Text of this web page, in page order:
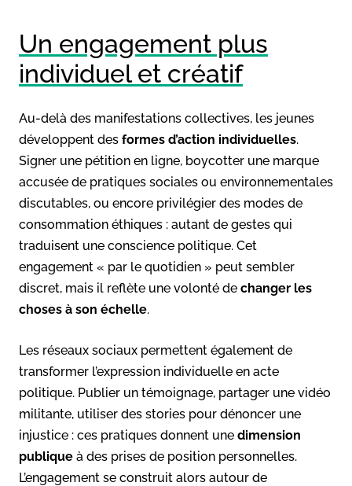
Un engagement plus
individuel et créatif
Au-delà des manifestations collectives, les jeunes
développent des formes d’action individuelles.
Signer une pétition en ligne, boycotter une marque
accusée de pratiques sociales ou environnementales
discutables, ou encore privilégier des modes de
consommation éthiques : autant de gestes qui
traduisent une conscience politique. Cet
engagement « par le quotidien » peut sembler
discret, mais il reflète une volonté de changer les
choses à son échelle.
Les réseaux sociaux permettent également de
transformer l’expression individuelle en acte
politique. Publier un témoignage, partager une vidéo
militante, utiliser des stories pour dénoncer une
injustice : ces pratiques donnent une dimension
publique à des prises de position personnelles.
L’engagement se construit alors autour de